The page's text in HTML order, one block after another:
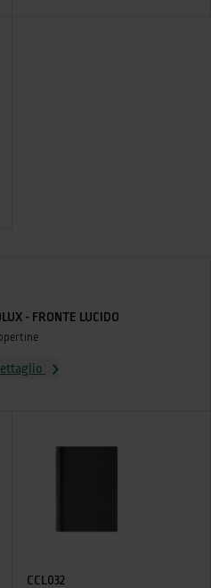
- FRONTE LUCIDO
CCL032